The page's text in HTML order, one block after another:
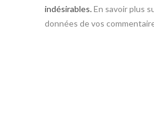
indésirables.En savoir plus
données de vos